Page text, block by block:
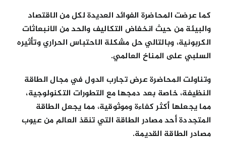
كما عرضت المحاضرة الفوائد العديدة لكل من الاقتصاد
والبيئة من حيث انخفاض التكاليف والحد من الانبعاثات
الكربونية، وبالتالي حل مشكلة الاحتباس الحراري وتأثيره
السلبي على المناخ العالمي.
وتناولت المحاضرة عرض تجارب الدول في مجال الطاقة
النظيفة، خاصة بعد دمجها مع التطورات التكنولوجية،
مما يجعلها أكثر كفاءة وموثوقية، مما يجعل الطاقة
المتجددة أحد مصادر الطاقة التي تنقذ العالم من عيوب
مصادر الطاقة القديمة.